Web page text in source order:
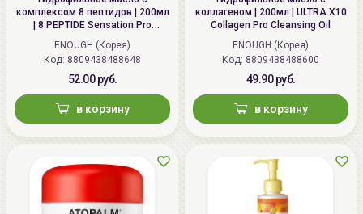
комплексом 8 пептидов | 200мл
| 8 PEPTIDE Sensation Pro
Cleansing Oil
ENOUGH (Корея)
Код: 8809438488648
52.00 руб.
в корзину
коллагеном | 200мл | ULTRA X10
Collagen Pro Cleansing Oil
ENOUGH (Корея)
Код: 8809438488600
49.90 руб.
в корзину